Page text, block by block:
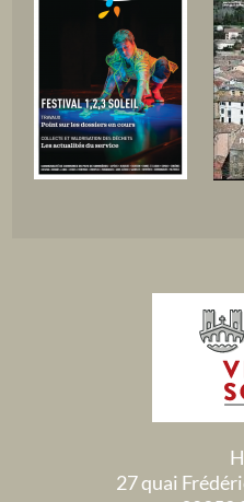
27 quai